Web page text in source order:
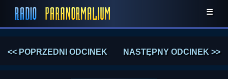
☰
<< POPRZEDNI ODCINEK NASTĘPNY ODCINEK >>